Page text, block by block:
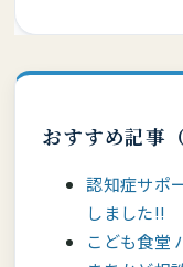
おすすめ記事
認知症サポ
しました!!
こども食堂